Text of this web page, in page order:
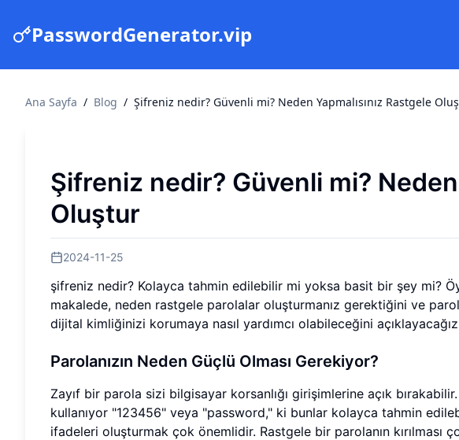
PasswordGenerator.vip
Ana Sayfa / Blog / Şifreniz nedir? Güvenli mi? Neden Yapmalısınız Rastgele
Şifreniz nedir? Güvenli mi? Neden
Oluştur
2024-11-25
şifreniz nedir? Kolayca tahmin edilebilir mi yoksa basit bir şey mi?
makalede, neden rastgele parolalar oluşturmanız gerektiğini ve
dijital kimliğinizi korumaya nasıl yardımcı olabileceğini
Parolanızın Neden Güçlü Olması Gerekiyor?
Zayıf bir parola sizi bilgisayar korsanlığı girişimlerine açık
kullanıyor "123456" veya "password," ki bunlar kolayca tahmin
ifadeleri oluşturmak çok önemlidir. Rastgele bir parolanın kırılması